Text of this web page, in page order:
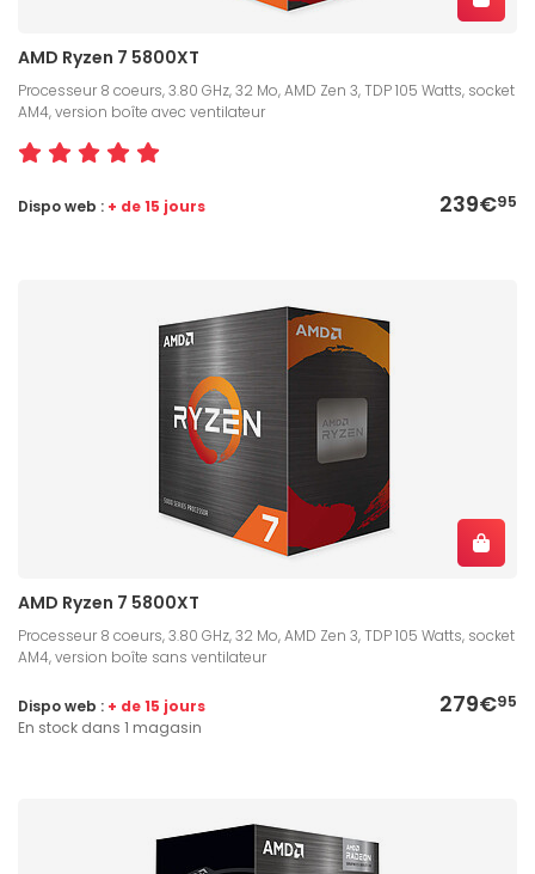
AMD Ryzen 7 5800XT
Processeur 8 coeurs, 3.80 GHz, 32 Mo, AMD Zen 3, TDP 105 Watts, socket
AM4, version boîte avec ventilateur
239€95
Dispo web : + de 15 jours
AMD Ryzen 7 5800XT
Processeur 8 coeurs, 3.80 GHz, 32 Mo, AMD Zen 3, TDP 105 Watts, socket
AM4, version boîte sans ventilateur
279€95
Dispo web : + de 15 jours
En stock dans 1 magasin